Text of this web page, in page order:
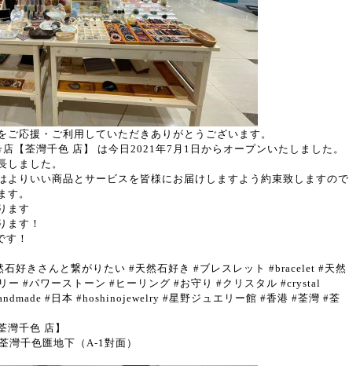
ご応援・ご利用していただきありがとうございます。
【荃灣千色 店】 は今日2021年7月1日からオープンいたしました。
しました。
よりいい商品とサービスを皆様にお届けしますよう約束致しますので
す。
ます
ます！
す！
好きさんと繋がりたい #天然石好き #ブレスレット #bracelet #天然
ー #パワーストーン #ヒーリング #お守り #クリスタル #crystal
#日本 #hoshinojewelry #星野ジュエリー館 #香港 #荃灣 #荃
灣千色 店】
灣千色匯地下（A-1對面）